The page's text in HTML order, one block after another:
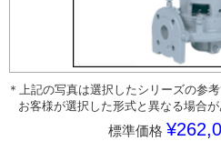
＊上記の写真は選択したシリーズの参考
お客様が選択した形式と異なる場合が
標準価格